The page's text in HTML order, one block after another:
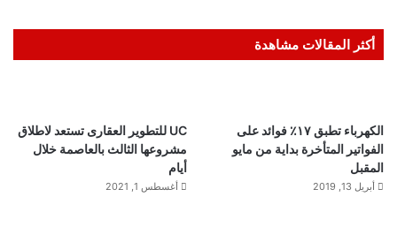
أكثر المقالات مشاهدة
الكهرباء تطبق ١٧٪ فوائد على
الفواتير المتأخرة بداية من مايو
المقبل
أبريل 13, 2019
UC للتطوير العقارى تستعد لاطلاق
مشروعها الثالث بالعاصمة خلال
أيام
أغسطس 1, 2021